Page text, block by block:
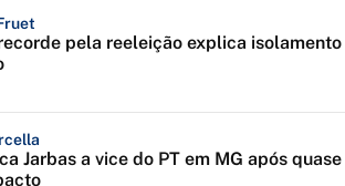
pela reeleição explica isolamento
Jarbas a vice do PT em MG após quase